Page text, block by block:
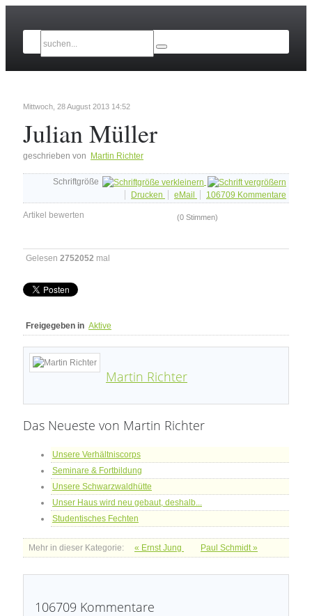
Mittwoch, 28 August 2013 14:52
Julian Müller
geschrieben von Martin Richter
Schriftgröße
Drucken
eMail 106709 Kommentare
Artikel bewerten (0 Stimmen)
Gelesen 2752052 mal
Freigegeben in Aktive
Martin Richter
Das Neueste von Martin Richter
Unsere Verhältniscorps
Seminare & Fortbildung
Unsere Schwarzwaldhütte
Unser Haus wird neu gebaut, deshalb...
Studentisches Fechten
Mehr in dieser Kategorie: « Ernst Jung Paul Schmidt »
106709 Kommentare